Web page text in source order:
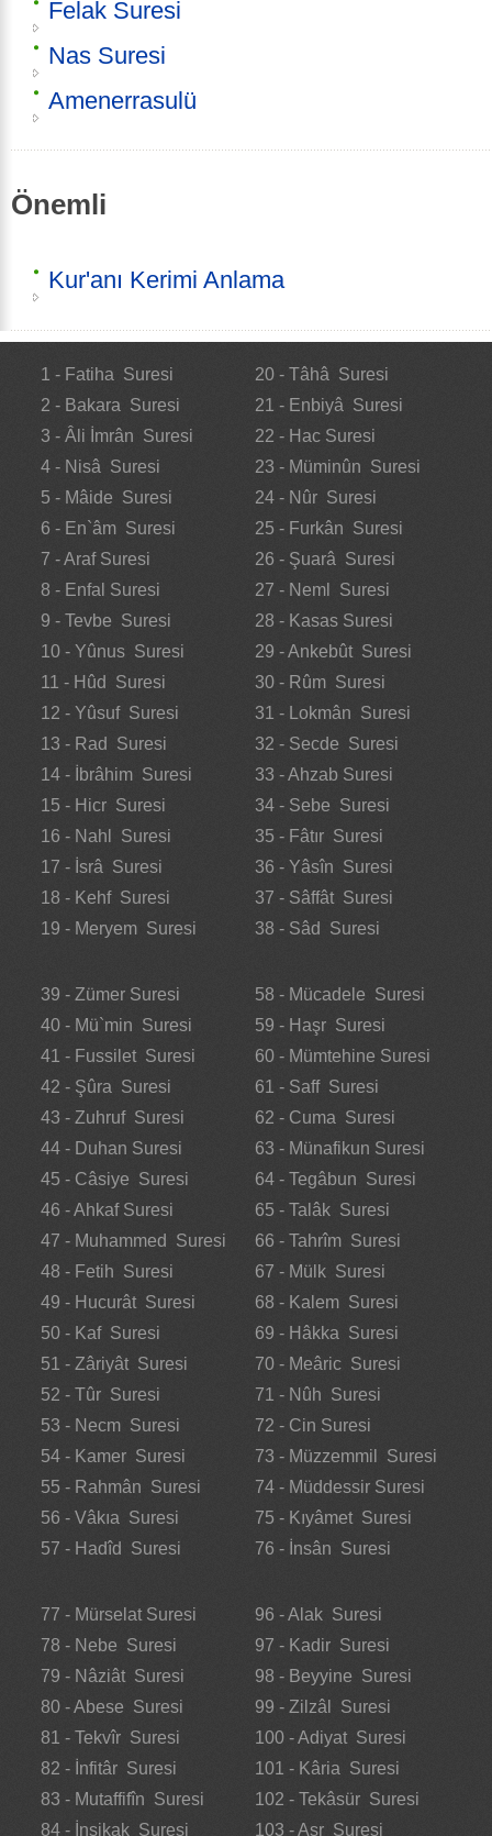
Felak Suresi
Nas Suresi
Amenerrasulü
Önemli
Kur'anı Kerimi Anlama
1 - Fatiha Suresi
2 - Bakara Suresi
3 - Âli İmrân Suresi
4 - Nisâ Suresi
5 - Mâide Suresi
6 - En`âm Suresi
7 - Araf Suresi
8 - Enfal Suresi
9 - Tevbe Suresi
10 - Yûnus Suresi
11 - Hûd Suresi
12 - Yûsuf Suresi
13 - Rad Suresi
14 - İbrâhim Suresi
15 - Hicr Suresi
16 - Nahl Suresi
17 - İsrâ Suresi
18 - Kehf Suresi
19 - Meryem Suresi
20 - Tâhâ Suresi
21 - Enbiyâ Suresi
22 - Hac Suresi
23 - Müminûn Suresi
24 - Nûr Suresi
25 - Furkân Suresi
26 - Şuarâ Suresi
27 - Neml Suresi
28 - Kasas Suresi
29 - Ankebût Suresi
30 - Rûm Suresi
31 - Lokmân Suresi
32 - Secde Suresi
33 - Ahzab Suresi
34 - Sebe Suresi
35 - Fâtır Suresi
36 - Yâsîn Suresi
37 - Sâffât Suresi
38 - Sâd Suresi
39 - Zümer Suresi
40 - Mü`min Suresi
41 - Fussilet Suresi
42 - Şûra Suresi
43 - Zuhruf Suresi
44 - Duhan Suresi
45 - Câsiye Suresi
46 - Ahkaf Suresi
47 - Muhammed Suresi
48 - Fetih Suresi
49 - Hucurât Suresi
50 - Kaf Suresi
51 - Zâriyât Suresi
52 - Tûr Suresi
53 - Necm Suresi
54 - Kamer Suresi
55 - Rahmân Suresi
56 - Vâkıa Suresi
57 - Hadîd Suresi
58 - Mücadele Suresi
59 - Haşr Suresi
60 - Mümtehine Suresi
61 - Saff Suresi
62 - Cuma Suresi
63 - Münafikun Suresi
64 - Tegâbun Suresi
65 - Talâk Suresi
66 - Tahrîm Suresi
67 - Mülk Suresi
68 - Kalem Suresi
69 - Hâkka Suresi
70 - Meâric Suresi
71 - Nûh Suresi
72 - Cin Suresi
73 - Müzzemmil Suresi
74 - Müddessir Suresi
75 - Kıyâmet Suresi
76 - İnsân Suresi
77 - Mürselat Suresi
78 - Nebe Suresi
79 - Nâziât Suresi
80 - Abese Suresi
81 - Tekvîr Suresi
82 - İnfitâr Suresi
83 - Mutaffifîn Suresi
84 - İnşikak Suresi
96 - Alak Suresi
97 - Kadir Suresi
98 - Beyyine Suresi
99 - Zilzâl Suresi
100 - Adiyat Suresi
101 - Kâria Suresi
102 - Tekâsür Suresi
103 - Asr Suresi